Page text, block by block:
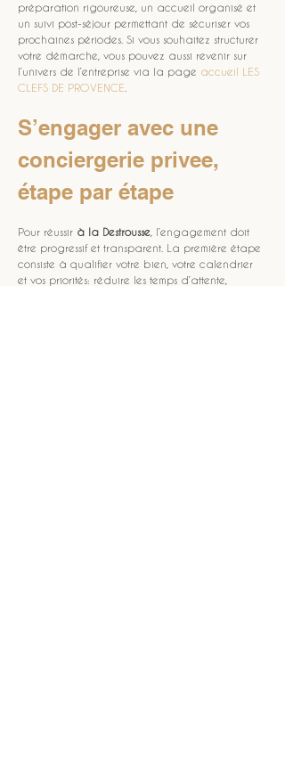
préparation rigoureuse, un accueil organisé et
un suivi post-séjour permettant de sécuriser vos
prochaines périodes. Si vous souhaitez structurer
votre démarche, vous pouvez aussi revenir sur
l’univers de l’entreprise via la page accueil LES
CLEFS DE PROVENCE
S’engager avec une
conciergerie privee,
étape par étape
Pour réussir à la Destrousse , l’engagement doit
être progressif et transparent. La première étape
consiste à qualifier votre bien, votre calendrier
et vos priorités: réduire les temps d’attente,